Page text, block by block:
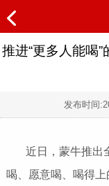
推进“更多人能喝
发布时间:
近日，蒙牛推出
喝、愿意喝、喝得上